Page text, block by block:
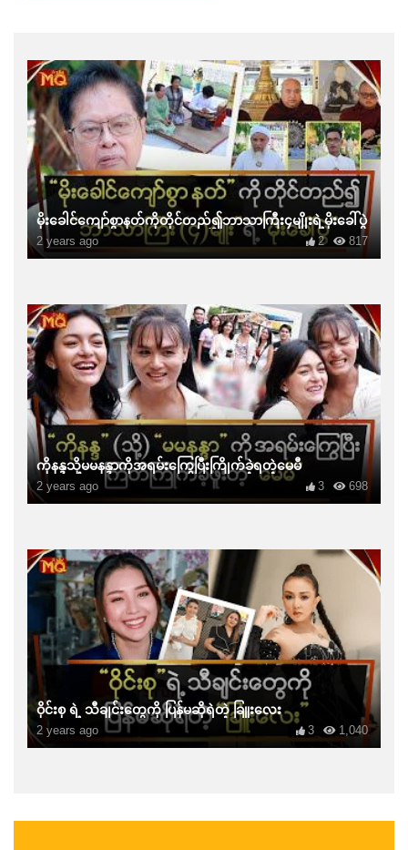
မိုးခေါင်ကျော်စွာနတ်ကိုတိုင်တည်၍ဘာသာကြီး၄မျိုးရဲ့မိုးခေါ်ပွဲ
2 years ago 817
2
ကိုနန္ဒသို့မမနန္ဒာကိုအရမ်းကြွေပြီးကြိုက်ခဲ့ရတဲ့မေမီ
2 years ago 698
3
ဝိုင်းစု ရဲ့ သီချင်းတွေကို ပြန်မဆိုရဲတဲ့ ခြူးလေး
2 years ago 1,040
3